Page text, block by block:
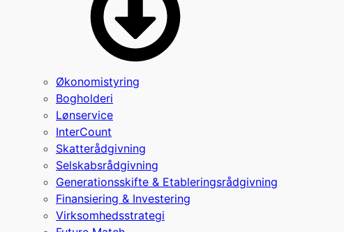
Økonomistyring
Bogholderi
Lønservice
InterCount
Skatterådgivning
Selskabsrådgivning
Generationsskifte & Etableringsrådgivning
Finansiering & Investering
Virksomhedsstrategi